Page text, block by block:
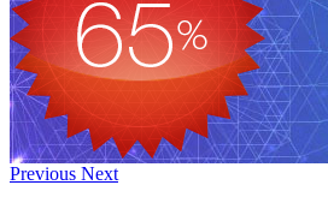
Previous Next